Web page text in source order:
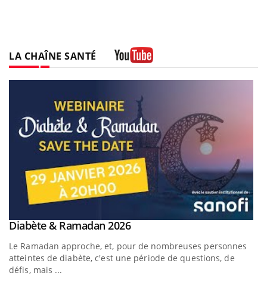
LA CHAÎNE SANTÉ
Youtube
Diabète & Ramadan 2026Youtube
Le Ramadan approche, et, pour de nombreuses personnes
atteintes de diabète, c'est une période de questions, de
défis, mais ...